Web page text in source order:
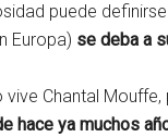
puede
Europa) se deba a
vive Chantal
hace ya muchos